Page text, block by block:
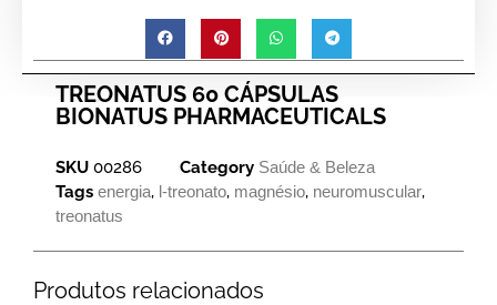
TREONATUS 60 CÁPSULAS
BIONATUS PHARMACEUTICALS
SKU 00286 Category Saúde & Beleza
Tags energia, l-treonato, magnésio, neuromuscular,
treonatus
Produtos relacionados